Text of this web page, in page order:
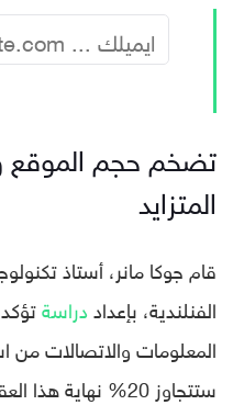
تضخم حجم الموقع
المتزايد
قام جوكا مانر، أستاذ
الفنلندية، بإعداددراسة
المعلومات والاتصالات من
ستتجاوز 20%